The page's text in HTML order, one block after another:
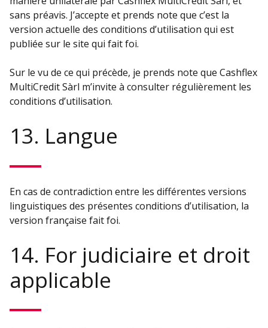
sans préavis. J’accepte et prends note que c’est la
version actuelle des conditions d’utilisation qui est
publiée sur le site qui fait foi.
Sur le vu de ce qui précède, je prends note que Cashflex
MultiCredit Sàrl m’invite à consulter régulièrement les
conditions d’utilisation.
13. Langue
En cas de contradiction entre les différentes versions
linguistiques des présentes conditions d’utilisation, la
version française fait foi.
14. For judiciaire et droit
applicable